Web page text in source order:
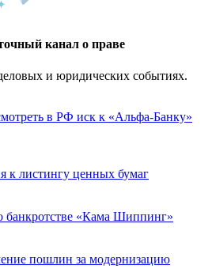
канал о праве
и юридических событиях.
в РФ иск к «Альфа-Банку»
к листингу ценных бумаг
«Кама Шиппинг»
пошлин за модернизацию